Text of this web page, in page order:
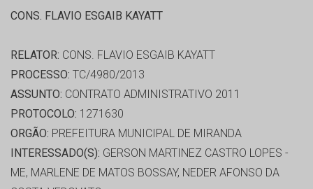
CONS. FLAVIO ESGAIB KAYATT
RELATOR: CONS. FLAVIO ESGAIB KAYATT
PROCESSO: TC/4980/2013
ASSUNTO: CONTRATO ADMINISTRATIVO 2011
PROTOCOLO: 1271630
ORGÃO: PREFEITURA MUNICIPAL DE MIRANDA
INTERESSADO(S): GERSON MARTINEZ CASTRO LOPES -
ME, MARLENE DE MATOS BOSSAY, NEDER AFONSO DA